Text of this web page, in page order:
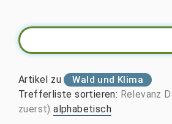
Artikel zu Wald und Klima
Trefferliste sortieren: Relevanz
zuerst) alphabetisch